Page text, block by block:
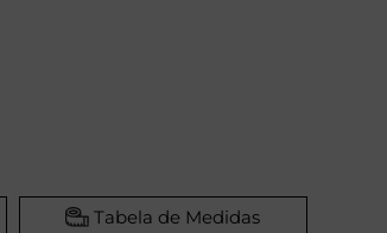
Tabela de Medidas